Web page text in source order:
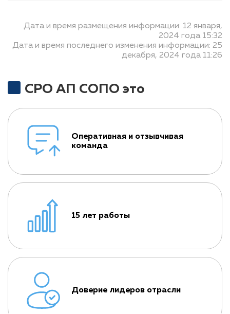
Дата и время размещения информации: 12 января,
2024 года 15:32
Дата и время последнего изменения информации: 25
декабря, 2024 года 11:26
СРО АП СОПО это
Оперативная и отзывчивая
команда
15 лет работы
Доверие лидеров отрасли